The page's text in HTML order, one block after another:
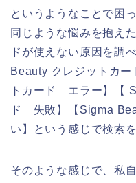
というようなことで困
同じような悩みを抱え
ドが使えない原因を調
Beauty クレジットカ
トカード エラー】【
ド 失敗】【Sigma
い】という感じで検索
そのような感じで、私